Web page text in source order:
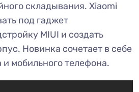
складывания. Xiaomi
под гаджет
MIUI и создать
Новинка сочетает в себе
мобильного телефона.